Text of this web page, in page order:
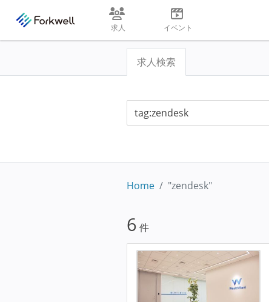
求人 イベント
求人検索
Home "zendesk"
6 件